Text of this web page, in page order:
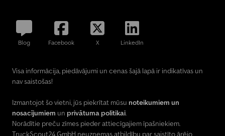
Blog Facebook X LinkedIn
Visa informācija, piedāvājumi un cenas šajā lapā ir indikatīvas un
nav saistošas!
Izmantojot šo vietni, jūs piekrītat mūsu noteikumiem un
nosacījumiem un privātuma politikai.
Norādītie preču zīmes pieder attiecīgajiem īpašniekiem.
TruckScout24 GmbH neuzņemas atbildību par saistīto ārējo